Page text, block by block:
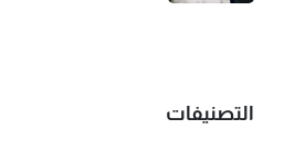
التصنيفات